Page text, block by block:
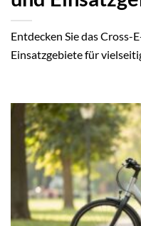
Entdecken Sie das Cross-
Einsatzgebiete für